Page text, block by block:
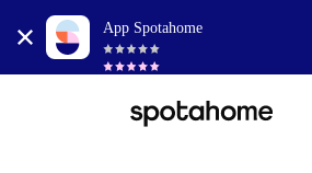
App Spotahome